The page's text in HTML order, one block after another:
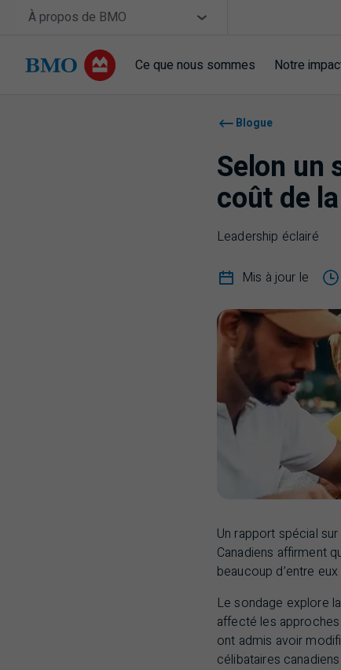
Sauter la navigation
Site Selector
À propos de BMO
Ce que nous sommes Notre
Blogue
Selon un
coût de
Leadership éclairé
Mis à jour le
Un rapport spécial sur
Canadiens affirment
beaucoup d’entre
Le sondage explore
affecté les
ont admis avoir
célibataires